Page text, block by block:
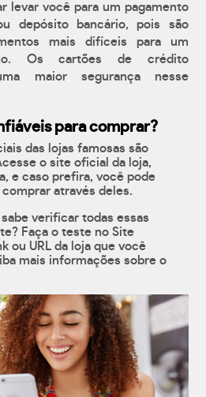
levar você para um pagamento
depósito bancário, pois são
mais difíceis para um
Os cartões de crédito
maior segurança nesse
para comprar?
das lojas famosas são
o site oficial da loja,
e caso prefira, você pode
através deles.
verificar todas essas
Faça o teste no Site
ou URL da loja que você
mais informações sobre o